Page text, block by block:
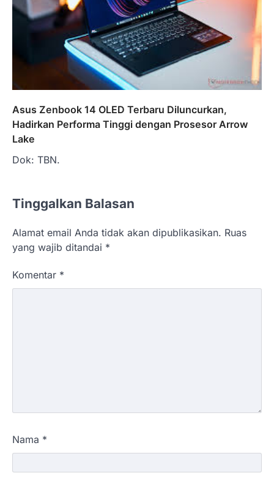
Asus Zenbook 14 OLED Terbaru Diluncurkan,
Hadirkan Performa Tinggi dengan Prosesor Arrow
Lake
Dok: TBN.
Tinggalkan Balasan
Alamat email Anda tidak akan dipublikasikan. Ruas
yang wajib ditandai *
Komentar *
Nama *